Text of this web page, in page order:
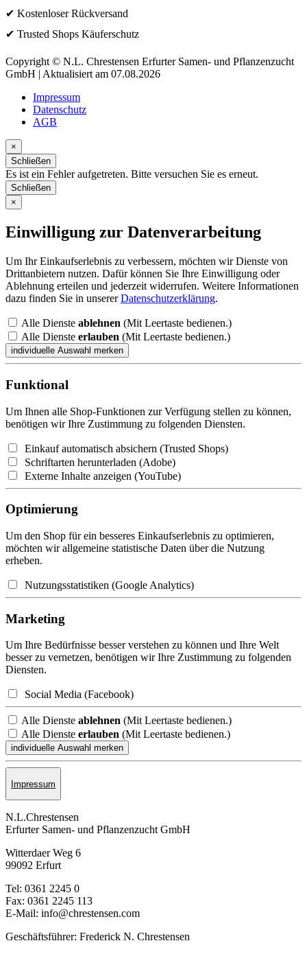
✔ Kostenloser Rückversand
✔ Trusted Shops Käuferschutz
Copyright © N.L. Chrestensen Erfurter Samen- und Pflanzenzucht
GmbH | Aktualisiert am 07.08.2026
Impressum
Datenschutz
AGB
×
Schließen
Es ist ein Fehler aufgetreten. Bitte versuchen Sie es erneut.
Schließen
×
Einwilligung zur Datenverarbeitung
Um Ihr Einkaufserlebnis zu verbessern, möchten wir Dienste von
Drittanbietern nutzen. Dafür können Sie Ihre Einwilligung oder
Ablehnung erteilen und jederzeit widerrufen. Weitere Informationen
dazu finden Sie in unsererDatenschutzerklärung.
Alle Dienste ablehnen (Mit Leertaste bedienen.)
Alle Dienste erlauben (Mit Leertaste bedienen.)
Funktional
Um Ihnen alle Shop-Funktionen zur Verfügung stellen zu können,
benötigen wir Ihre Zustimmung zu folgenden Diensten.
Einkauf automatisch absichern (Trusted Shops)
Schriftarten herunterladen (Adobe)
Externe Inhalte anzeigen (YouTube)
Optimierung
Um den Shop für ein besseres Einkaufserlebnis zu optimieren,
möchten wir allgemeine statistische Daten über die Nutzung
erheben.
Nutzungsstatistiken (Google Analytics)
Marketing
Um Ihre Bedürfnisse besser verstehen zu können und Ihre Welt
besser zu vernetzen, benötigen wir Ihre Zustimmung zu folgenden
Diensten.
Social Media (Facebook)
Alle Dienste ablehnen (Mit Leertaste bedienen.)
Alle Dienste erlauben (Mit Leertaste bedienen.)
Impressum
N.L.Chrestensen
Erfurter Samen- und Pflanzen­zucht GmbH
Witterdaer Weg 6
99092 Erfurt
Tel: 0361 2245 0
Fax: 0361 2245 113
E-Mail: info@chrestensen.com
Geschäftsführer: Frederick N. Chrestensen